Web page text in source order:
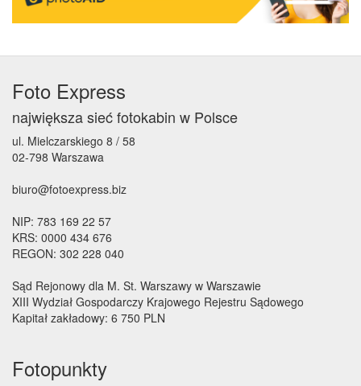
Foto Express
największa sieć fotokabin w Polsce
ul. Mielczarskiego 8 / 58
02-798 Warszawa
biuro@fotoexpress.biz
NIP: 783 169 22 57
KRS: 0000 434 676
REGON: 302 228 040
Sąd Rejonowy dla M. St. Warszawy w Warszawie
XIII Wydział Gospodarczy Krajowego Rejestru Sądowego
Kapitał zakładowy: 6 750 PLN
Fotopunkty